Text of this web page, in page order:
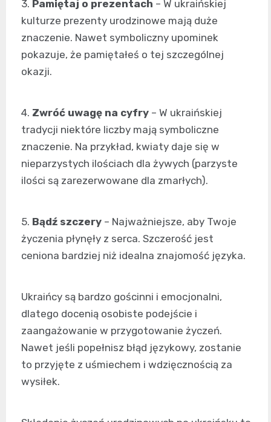
3. Pamiętaj o prezentach – W ukraińskiej
kulturze prezenty urodzinowe mają duże
znaczenie. Nawet symboliczny upominek
pokazuje, że pamiętałeś o tej szczególnej
okazji.
4. Zwróć uwagę na cyfry – W ukraińskiej
tradycji niektóre liczby mają symboliczne
znaczenie. Na przykład, kwiaty daje się w
nieparzystych ilościach dla żywych (parzyste
ilości są zarezerwowane dla zmarłych).
5. Bądź szczery – Najważniejsze, aby Twoje
życzenia płynęły z serca. Szczerość jest
ceniona bardziej niż idealna znajomość języka.
Ukraińcy są bardzo gościnni i emocjonalni,
dlatego docenią osobiste podejście i
zaangażowanie w przygotowanie życzeń.
Nawet jeśli popełnisz błąd językowy, zostanie
to przyjęte z uśmiechem i wdzięcznością za
wysiłek.